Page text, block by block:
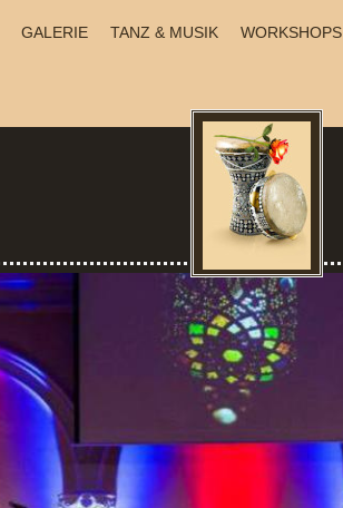
GALERIE TANZ & MUSIK WORKSHOPS